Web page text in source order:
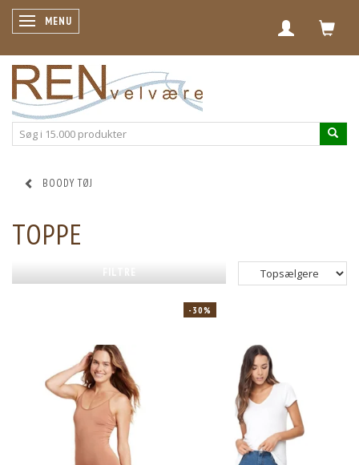
SKIFTE NAVIGATION
MENU
BOODY TØJ
TOPPE
FILTRE
-30%